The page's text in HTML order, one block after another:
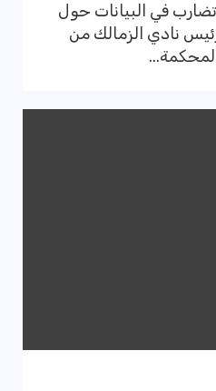
في البيانات حول
نادي الزمالك من